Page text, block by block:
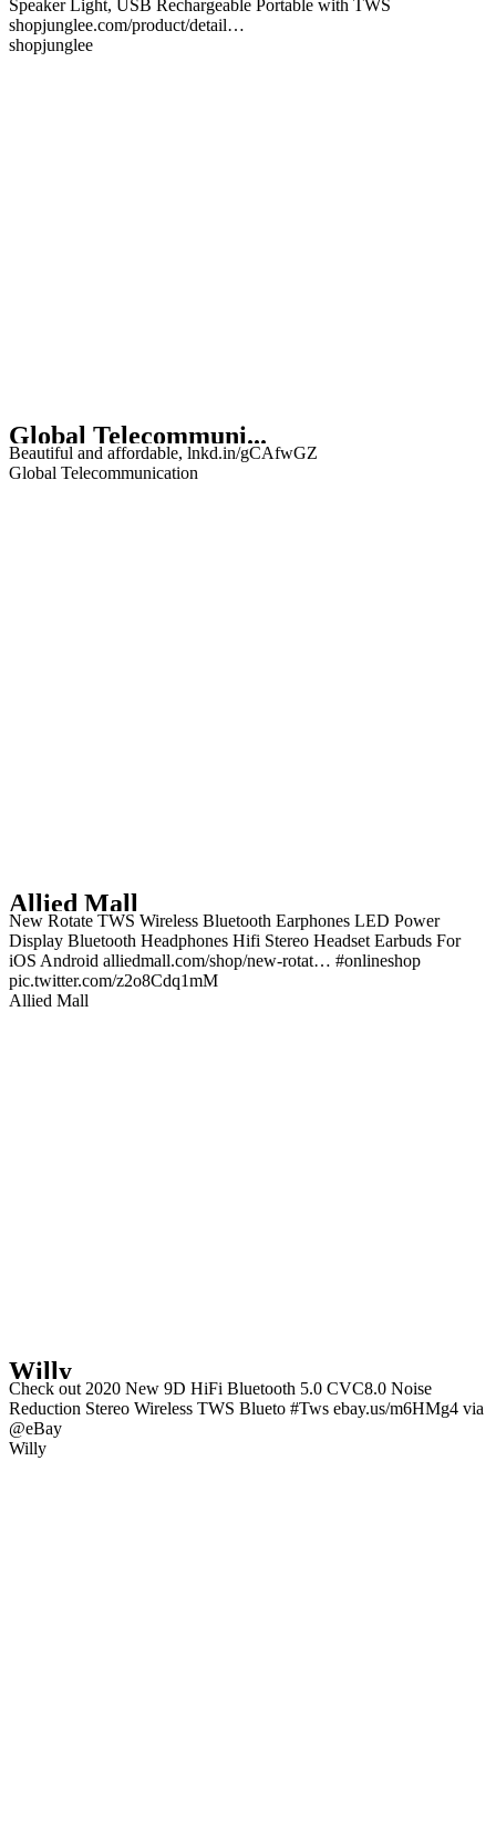
Speaker Light, USB Rechargeable Portable with TWS
shopjunglee.com/product/detail…
shopjunglee
Global Telecommuni...
Beautiful and affordable, lnkd.in/gCAfwGZ
Global Telecommunication
Allied Mall
New Rotate TWS Wireless Bluetooth Earphones LED Power
Display Bluetooth Headphones Hifi Stereo Headset Earbuds For
iOS Android alliedmall.com/shop/new-rotat… #onlineshop
pic.twitter.com/z2o8Cdq1mM
Allied Mall
Willy
Check out 2020 New 9D HiFi Bluetooth 5.0 CVC8.0 Noise
Reduction Stereo Wireless TWS Blueto #Tws ebay.us/m6HMg4 via
@eBay
Willy